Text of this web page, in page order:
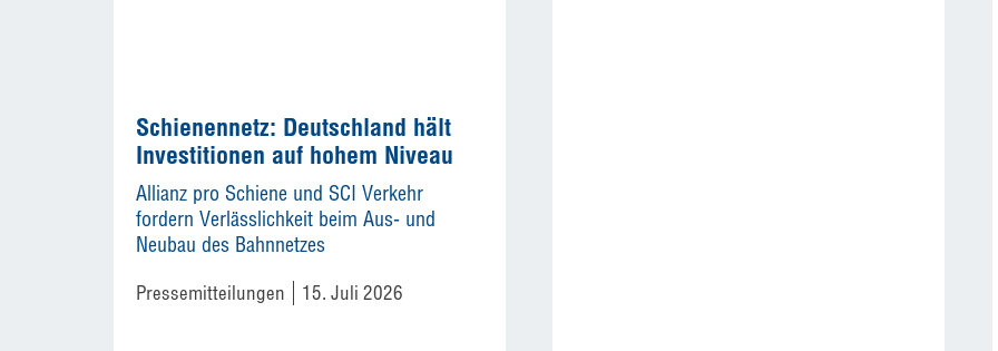
Schienennetz: Deutschland hält
Investitionen auf hohem Niveau
Allianz pro Schiene und SCI Verkehr
fordern Verlässlichkeit beim Aus- und
Neubau des Bahnnetzes
Pressemitteilungen 15. Juli 2026